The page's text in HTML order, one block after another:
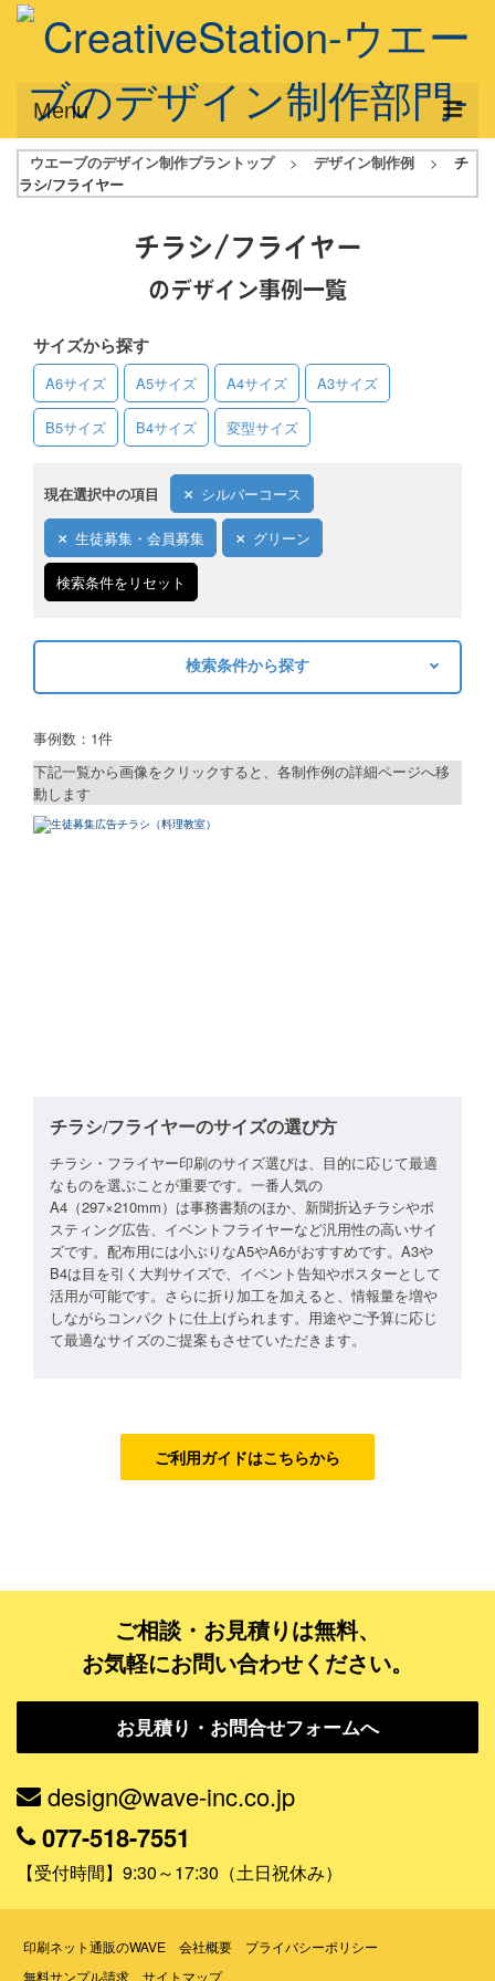
Menu
サービス概要
デザインアシスト
フルデザイン
データ修正
写真からイラスト作成
デザイン制作例
ご利用料金
ご利用ガイド
ご利用の流れ
キャンセルについて
資料をダウンロード
ご利用規約
ウエーブのデザイン制作プラントップ > デザイン制作例 >
チ
ラシ/フライヤー
チラシ/フライヤー
のデザイン事例一覧
サイズから探す
A6サイズ A5サイズ A4サイズ A3サイズ
B5サイズ B4サイズ 変型サイズ
現在選択中の項目 シルバーコース
生徒募集・会員募集 グリーン
検索条件をリセット
検索条件から探す
制作プランで探す
ジャンルで探す
販売・ショップ・サービス
飲食店・カフェ
観光・旅行会社・ホテル・旅館
学校・塾・習い事
コンサート・ライブ・演劇
販売促進
イベント・展示会
セミナー・シンポジウム
店舗オープン・開業
サイト誘導
情報誌・広報誌・会報誌
その他
事例数：1件
下記一覧から画像をクリックすると、各制作例の詳細ページへ移
動します
チラシ/フライヤーのサイズの選び方
チラシ・フライヤー印刷のサイズ選びは、目的に応じて最適
なものを選ぶことが重要です。一番人気の
A4（297×210mm）は事務書類のほか、新聞折込チラシやポ
スティング広告、イベントフライヤーなど汎用性の高いサイ
ズです。配布用には小ぶりなA5やA6がおすすめです。A3や
B4は目を引く大判サイズで、イベント告知やポスターとして
活用が可能です。さらに折り加工を加えると、情報量を増や
しながらコンパクトに仕上げられます。用途やご予算に応じ
て最適なサイズのご提案もさせていただきます。
ご利用ガイドはこちらから
ご相談・お見積りは無料、
お気軽にお問い合わせください。
お見積り・お問合せフォームへ
design@wave-inc.co.jp
077-518-7551
【受付時間】9:30～17:30（土日祝休み）
印刷ネット通販のWAVE 会社概要
プライバシーポリシー
無料サンプル請求
サイトマップ